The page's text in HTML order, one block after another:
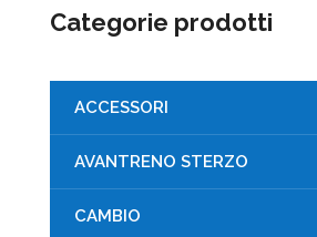
Categorie prodotti
ACCESSORI
AVANTRENO STERZO
CAMBIO